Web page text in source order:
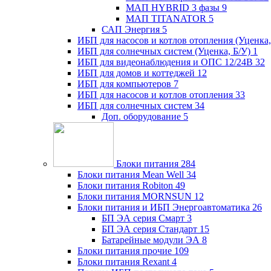
МАП HYBRID 3 фазы 9
МАП TITANATOR 5
САП Энергия 5
ИБП для насосов и котлов отопления
ИБП для солнечных систем (Уценка, Б/У) 1
ИБП для видеонаблюдения и ОПС 12/24В 32
ИБП для домов и коттеджей 12
ИБП для компьютеров 7
ИБП для насосов и котлов отопления 33
ИБП для солнечных систем 34
Доп. оборудование 5
Блоки питания 284
Блоки питания Mean Well 34
Блоки питания Robiton 49
Блоки питания MORNSUN 12
Блоки питания и ИБП Энергоавтоматика 26
БП ЭА серия Смарт 3
БП ЭА серия Стандарт 15
Батарейные модули ЭА 8
Блоки питания прочие 109
Блоки питания Rexant 4